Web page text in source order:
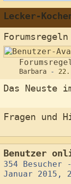
Lecker-
Forumsregeln
Barbara -
Das Neuste
Fragen und
Benutzer
354 Besucher
Januar 2015,